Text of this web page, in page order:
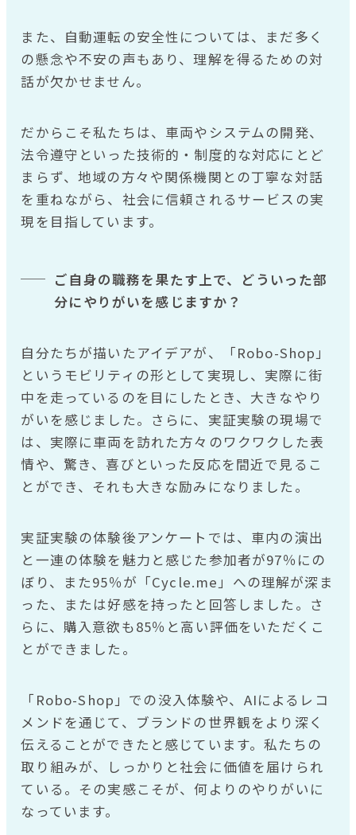
また、自動運転の安全性については、まだ多く
の懸念や不安の声もあり、理解を得るための対
話が欠かせません。
だからこそ私たちは、車両やシステムの開発、
法令遵守といった技術的・制度的な対応にとど
まらず、地域の方々や関係機関との丁寧な対話
を重ねながら、社会に信頼されるサービスの実
現を目指しています。
ご自身の職務を果たす上で、どういった部
分にやりがいを感じますか？
自分たちが描いたアイデアが、「Robo-Shop」
というモビリティの形として実現し、実際に街
中を走っているのを目にしたとき、大きなやり
がいを感じました。さらに、実証実験の現場で
は、実際に車両を訪れた方々のワクワクした表
情や、驚き、喜びといった反応を間近で見るこ
とができ、それも大きな励みになりました。
実証実験の体験後アンケートでは、車内の演出
と一連の体験を魅力と感じた参加者が97％にの
ぼり、また95％が「Cycle.me」への理解が深ま
った、または好感を持ったと回答しました。さ
らに、購入意欲も85％と高い評価をいただくこ
とができました。
「Robo-Shop」での没入体験や、AIによるレコ
メンドを通じて、ブランドの世界観をより深く
伝えることができたと感じています。私たちの
取り組みが、しっかりと社会に価値を届けられ
ている。その実感こそが、何よりのやりがいに
なっています。